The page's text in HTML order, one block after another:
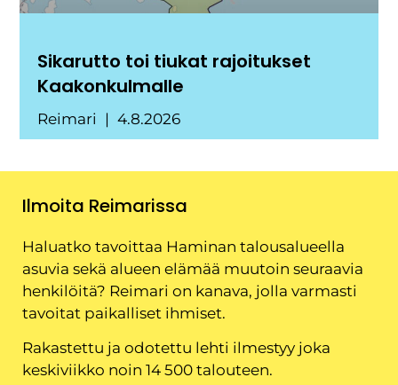
Sikarutto toi tiukat rajoitukset
Kaakonkulmalle
Reimari 4.8.2026
Ilmoita Reimarissa
Haluatko tavoittaa Haminan talousalueella
asuvia sekä alueen elämää muutoin seuraavia
henkilöitä? Reimari on kanava, jolla varmasti
tavoitat paikalliset ihmiset.
Rakastettu ja odotettu lehti ilmestyy joka
keskiviikko noin 14 500 talouteen.